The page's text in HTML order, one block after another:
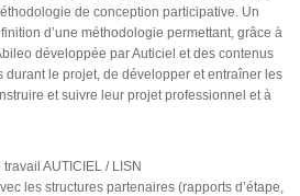
de conception participative. Un
d’une méthodologie permettant, grâce à
développée par Auticiel et des contenus
le projet, de développer et entraîner les
et suivre leur projet professionnel et à
AUTICIEL / LISN
les structures partenaires (rapports d’étape,